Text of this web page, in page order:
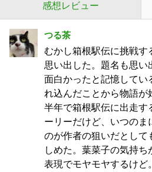
感想レビュー
つる茶
むかし箱根駅伝に挑戦す
思い出した。題名も思い
面白かったと記憶してい
れ込んだことから物語が
半年で箱根駅伝に出走す
ーリーだけど、いつのま
のが作者の狙いだとして
しめた。葉菜子の気持
表現でモヤモヤするけど。